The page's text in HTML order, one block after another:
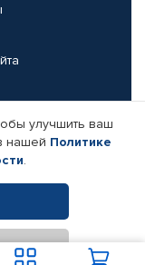
компании
защищены.
улучшить ваш
нашей Политике
.
В корзину